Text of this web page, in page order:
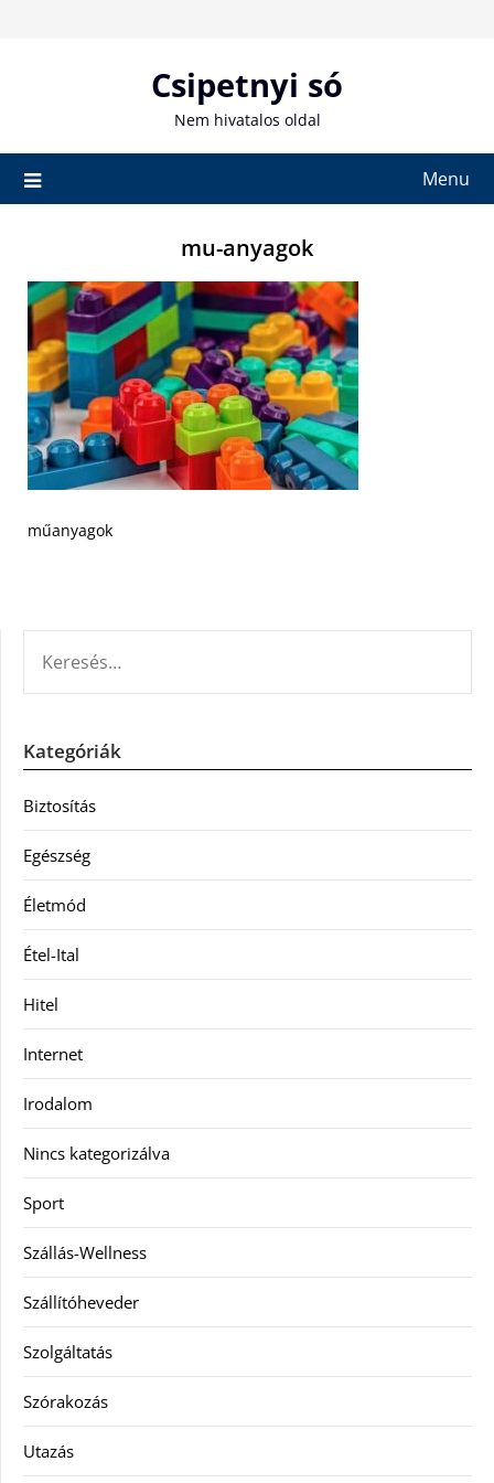
Csipetnyi só
Nem hivatalos oldal
Menu
mu-anyagok
műanyagok
Kategóriák
Biztosítás
Egészség
Életmód
Étel-Ital
Hitel
Internet
Irodalom
Nincs kategorizálva
Sport
Szállás-Wellness
Szállítóheveder
Szolgáltatás
Szórakozás
Utazás